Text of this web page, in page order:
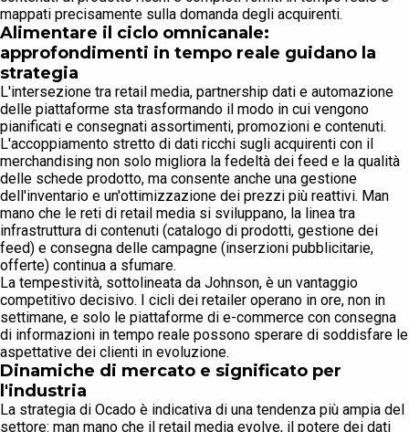
mappati precisamente sulla domanda degli acquirenti.
Alimentare il ciclo omnicanale:
approfondimenti in tempo reale guidano la
strategia
L'intersezione tra retail media, partnership dati e automazione
delle piattaforme sta trasformando il modo in cui vengono
pianificati e consegnati assortimenti, promozioni e contenuti.
L'accoppiamento stretto di dati ricchi sugli acquirenti con il
merchandising non solo migliora la fedeltà dei feed e la qualità
delle schede prodotto, ma consente anche una gestione
dell'inventario e un'ottimizzazione dei prezzi più reattivi. Man
mano che le reti di retail media si sviluppano, la linea tra
infrastruttura di contenuti (catalogo di prodotti, gestione dei
feed) e consegna delle campagne (inserzioni pubblicitarie,
offerte) continua a sfumare.
La tempestività, sottolineata da Johnson, è un vantaggio
competitivo decisivo. I cicli dei retailer operano in ore, non in
settimane, e solo le piattaforme di e-commerce con consegna
di informazioni in tempo reale possono sperare di soddisfare le
aspettative dei clienti in evoluzione.
Dinamiche di mercato e significato per
l'industria
La strategia di Ocado è indicativa di una tendenza più ampia del
settore: man mano che il retail media evolve, il potere dei dati